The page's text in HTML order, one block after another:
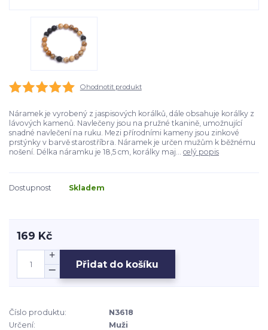
Ohodnotit produkt
Náramek je vyrobený z jaspisových korálků, dále obsahuje korálky z
lávových kamenů. Navlečeny jsou na pružné tkanině, umožnující
snadné navlečení na ruku. Mezi přírodními kameny jsou zinkové
prstýnky v barvě starostříbra. Náramek je určen mužům k běžnému
nošení. Délka náramku je 18,5 cm, korálky maj... celý popis
Dostupnost Skladem
169 Kč
Přidat do košíku
Číslo produktu:
N3618
Určení:
Muži